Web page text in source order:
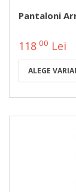
Pantaloni
118 00 Lei
ALEGE